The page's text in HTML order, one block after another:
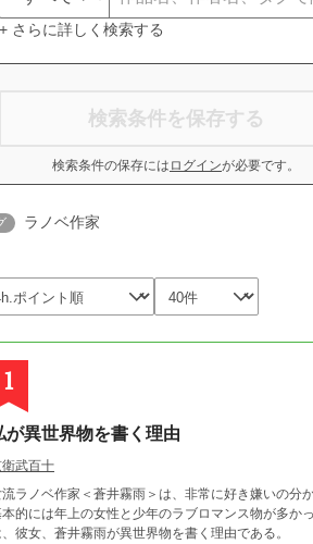
+ さらに詳しく検索する
検索条件を保存する
検索条件の保存には ログインが必要です。
ラノベ作家
1
が異世界物を書く理由
武百十
ラノベ作家＜蒼井霧雨＞は、非常に好き嫌いの分かれる作品
的には年上の女性と少年のラブロマンス物が多かっ
女、蒼井霧雨が異世界物を書く理由である。 筆者より 「ショタパパ ミハエルくん」が当初想定していた内容からそれ